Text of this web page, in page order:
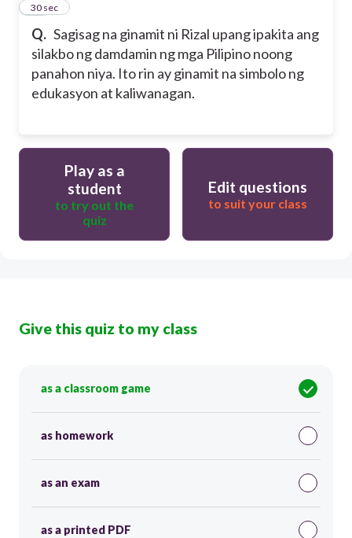
Q. Sagisag na ginamit ni Rizal upang ipakita ang
silakbo ng damdamin ng mga Pilipino noong
panahon niya. Ito rin ay ginamit na simbolo ng
edukasyon at kaliwanagan.
20
30 sec
Play as a
student
to try out the
quiz
Edit questions
to suit your class
Give this quiz to my class
as a classroom game
as homework
as an exam
as a printed PDF